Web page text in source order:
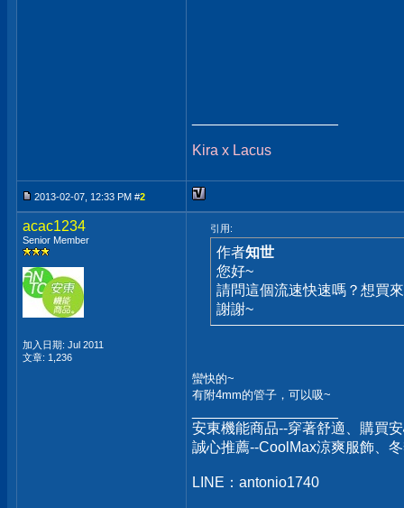
Kira x Lacus
2013-02-07, 12:33 PM #2
acac1234
Senior Member
加入日期: Jul 2011
文章: 1,236
引用:
作者知世
您好~
請問這個流速快速嗎？想買
謝謝~
蠻快的~
有附4mm的管子，可以吸~
安東機能商品--穿著舒適、購買
誠心推薦--CoolMax涼爽服飾、
LINE：antonio1740